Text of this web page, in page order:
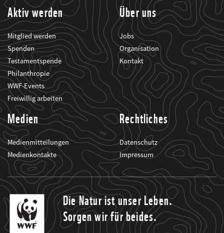
Aktiv werden
Mitglied werden
Spenden
Testamentspende
Philanthropie
WWF-Events
Freiwillig arbeiten
Über uns
Jobs
Organisation
Kontakt
Medien
Medienmitteilungen
Medienkontakte
Rechtliches
Datenschutz
Impressum
Die Natur ist unser Leben.
Sorgen wir für beides.